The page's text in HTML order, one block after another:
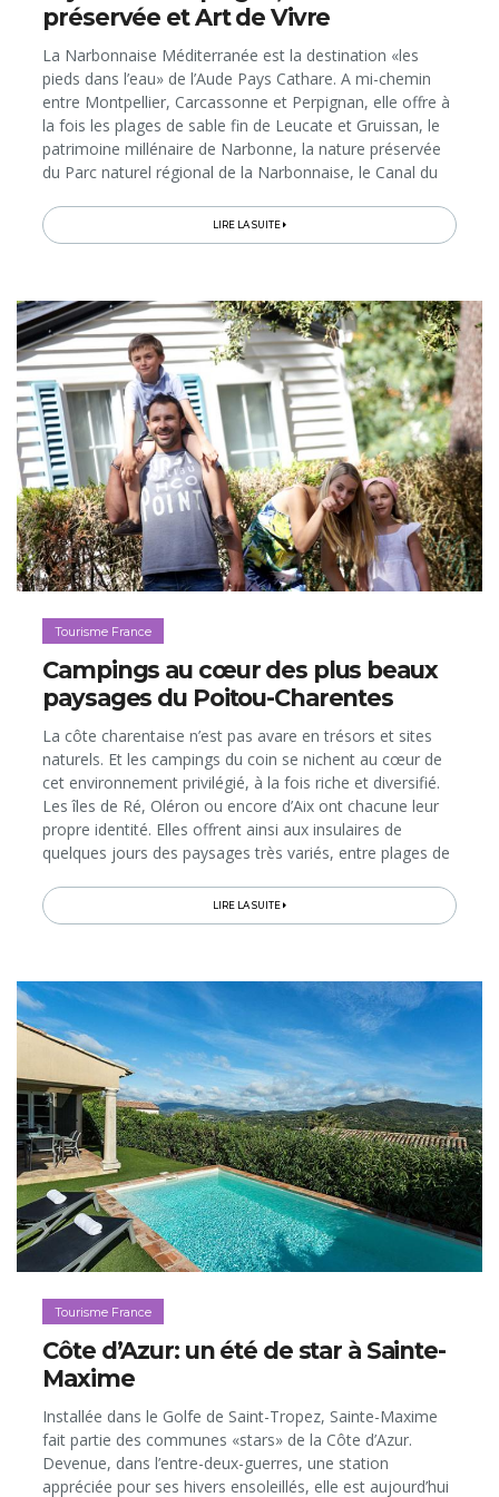
préservée et Art de Vivre
La Narbonnaise Méditerranée est la destination «les
pieds dans l’eau» de l’Aude Pays Cathare. A mi-chemin
entre Montpellier, Carcassonne et Perpignan, elle offre à
la fois les plages de sable fin de Leucate et Gruissan, le
patrimoine millénaire de Narbonne, la nature préservée
du Parc naturel régional de la Narbonnaise, le Canal du
(Corbières, Fitou, Minervois)… Voici des idées de séjours
pour l’été ou l’arrière-saison qui vous feront profiter de
France…
LIRE LA SUITE
Tourisme France
Campings au cœur des plus beaux
paysages du Poitou-Charentes
La côte charentaise n’est pas avare en trésors et sites
naturels. Et les campings du coin se nichent au cœur de
cet environnement privilégié, à la fois riche et diversifié.
Les îles de Ré, Oléron ou encore d’Aix ont chacune leur
propre identité. Elles offrent ainsi aux insulaires de
quelques jours des paysages très variés, entre plages de
Quelques kilomètres les séparent et pourtant le
dépaysement opère immédiatement…
LIRE LA SUITE
Tourisme France
Côte d’Azur: un été de star à Sainte-
Maxime
Installée dans le Golfe de Saint-Tropez, Sainte-Maxime
fait partie des communes «stars» de la Côte d’Azur.
Devenue, dans l’entre-deux-guerres, une station
appréciée pour ses hivers ensoleillés, elle est aujourd’hui